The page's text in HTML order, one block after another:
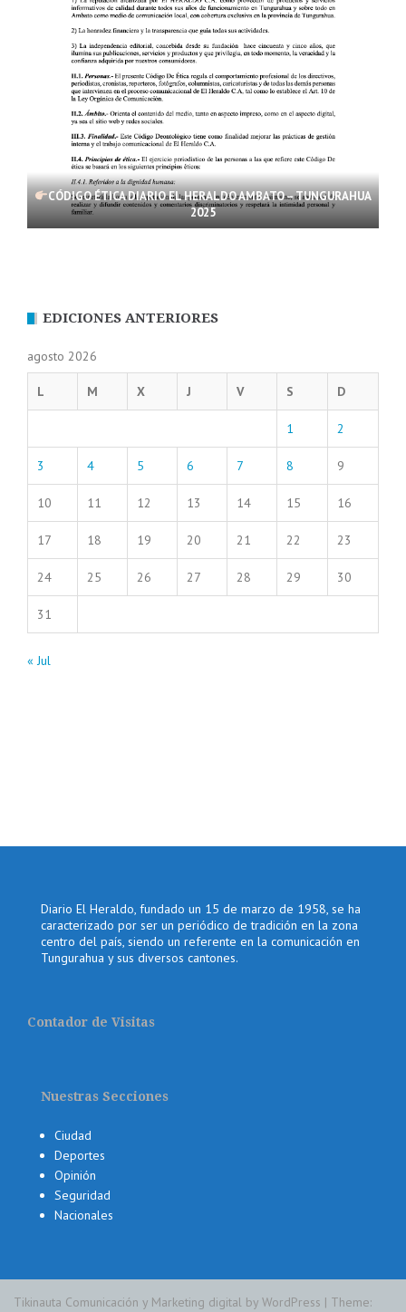
CÓDIGO ÉTICA DIARIO EL HERALDO AMBATO – TUNGURAHUA
2025
EDICIONES ANTERIORES
agosto 2026
L M X J V S D
1 2
3 4 5 6 7 8 9
10 11 12 13 14 15 16
17 18 19 20 21 22 23
24 25 26 27 28 29 30
31
« Jul
Diario El Heraldo, fundado un 15 de marzo de 1958, se ha
caracterizado por ser un periódico de tradición en la zona
centro del país, siendo un referente en la comunicación en
Tungurahua y sus diversos cantones.
Contador de Visitas
Nuestras Secciones
Ciudad
Deportes
Opinión
Seguridad
Nacionales
Tikinauta Comunicación y Marketing digital by WordPress | Theme: